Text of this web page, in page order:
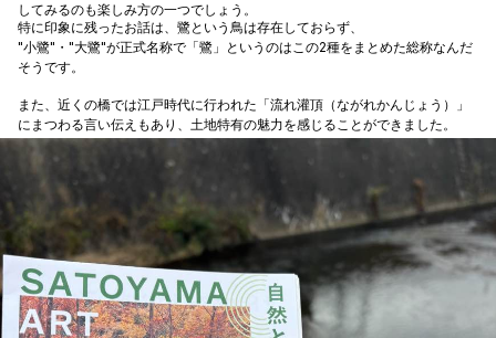
してみるのも楽しみ方の一つでしょう。
特に印象に残ったお話は、鷺という鳥は存在しておらず、
"小鷺"・"大鷺"が正式名称で「鷺」というのはこの2種をまとめた総称なんだ
そうです。
また、近くの橋では江戸時代に行われた「流れ灌頂（ながれかんじょう）」
にまつわる言い伝えもあり、土地特有の魅力を感じることができました。